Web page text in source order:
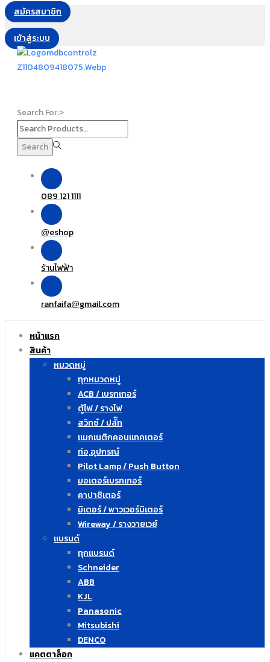
สมัครสมาชิก
เข้าสู่ระบบ
Search For:>
Search
089 121 1111
@eshop
ร้านไฟฟ้า
ranfaifa@gmail.com
หน้าแรก
สินค้า
หมวดหมู่
ทุกหมวดหมู่
ACB / เบรกเกอร์
ตู้ไฟ / รางไฟ
สวิทซ์ / ปลั๊ก
แมกเนติกคอนแทคเตอร์
ท่อ,อุปกรณ์
Pilot Lamp / Push Button
มอเตอร์เบรกเกอร์
คาปาซิเตอร์
มิเตอร์ / พาวเวอร์มิเตอร์
Wireway / รางวายเวย์
แบรนด์
ทุกแบรนด์
Schneider
ABB
KJL
Panasonic
Mitsubishi
DENCO
แคตตาล็อก